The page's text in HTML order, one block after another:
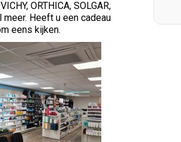
ORTHICA, SOLGAR,
meer. Heeft u een cadeau
eens kijken.